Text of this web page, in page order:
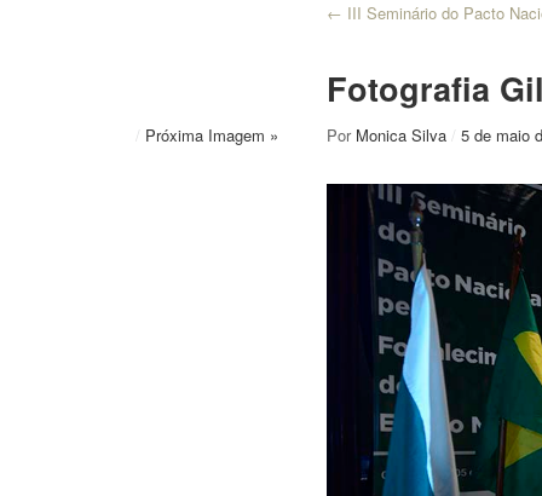
← III Seminário do Pacto
Fotografia
/ Próxima Imagem » Por Monica Silva / 5 de maio